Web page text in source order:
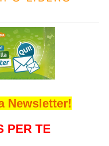
Newsletter!
PER TE